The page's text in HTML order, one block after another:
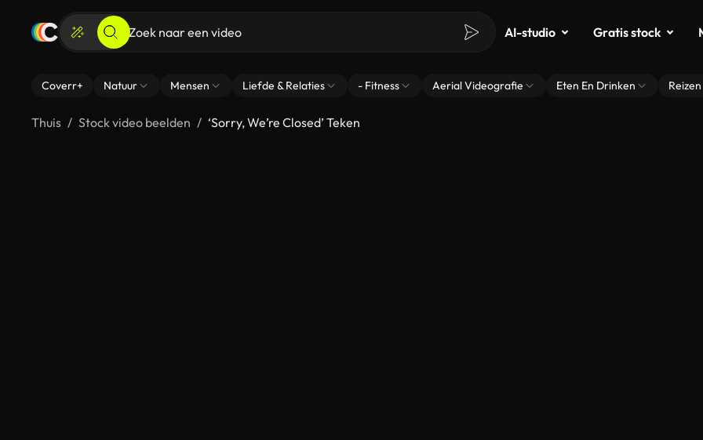
AI-studio Gratis stock
Coverr+ Natuur Mensen Liefde & Relaties - Fitness Aerial Videografie Eten En Drinken Reizen
Thuis Stock video beelden ‘Sorry, We’re Closed’ Teken